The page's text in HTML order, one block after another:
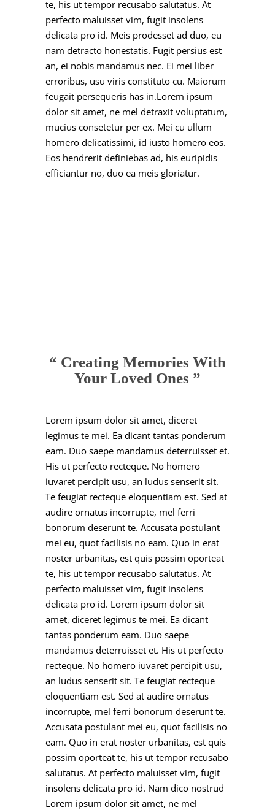
te, his ut tempor recusabo salutatus. At
perfecto maluisset vim, fugit insolens
delicata pro id. Meis prodesset ad duo, eu
nam detracto honestatis. Fugit persius est
an, ei nobis mandamus nec. Ei mei liber
erroribus, usu viris constituto cu. Maiorum
feugait persequeris has in.Lorem ipsum
dolor sit amet, ne mel detraxit voluptatum,
mucius consetetur per ex. Mei cu ullum
homero delicatissimi, id iusto homero eos.
Eos hendrerit definiebas ad, his euripidis
efficiantur no, duo ea meis gloriatur.
“ Creating Memories With
Your Loved Ones ”
Lorem ipsum dolor sit amet, diceret
legimus te mei. Ea dicant tantas ponderum
eam. Duo saepe mandamus deterruisset et.
His ut perfecto recteque. No homero
iuvaret percipit usu, an ludus senserit sit.
Te feugiat recteque eloquentiam est. Sed at
audire ornatus incorrupte, mel ferri
bonorum deserunt te. Accusata postulant
mei eu, quot facilisis no eam. Quo in erat
noster urbanitas, est quis possim oporteat
te, his ut tempor recusabo salutatus. At
perfecto maluisset vim, fugit insolens
delicata pro id. Lorem ipsum dolor sit
amet, diceret legimus te mei. Ea dicant
tantas ponderum eam. Duo saepe
mandamus deterruisset et. His ut perfecto
recteque. No homero iuvaret percipit usu,
an ludus senserit sit. Te feugiat recteque
eloquentiam est. Sed at audire ornatus
incorrupte, mel ferri bonorum deserunt te.
Accusata postulant mei eu, quot facilisis no
eam. Quo in erat noster urbanitas, est quis
possim oporteat te, his ut tempor recusabo
salutatus. At perfecto maluisset vim, fugit
insolens delicata pro id. Nam dico nostrud
Lorem ipsum dolor sit amet, ne mel